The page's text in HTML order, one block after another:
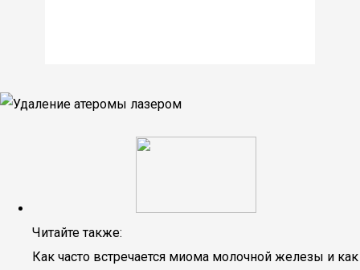
Читайте также:
Как часто встречается миома молочной железы и как